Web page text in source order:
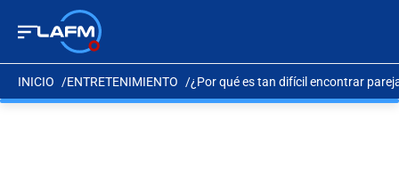
INICIO ENTRETENIMIENTO ¿Por qué es tan difícil encontrar